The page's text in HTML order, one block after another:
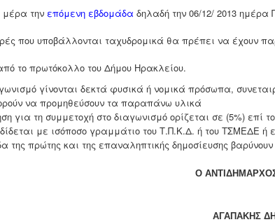
μέρα την επόμενη εβδομάδα δηλαδή την 06/12/ 2013 ημέρα
που υποβάλλονται ταχυδρομικά θα πρέπει να έχουν
το πρωτόκολλο του Δήμου Ηρακλείου.
γίνονται δεκτά φυσικά ή νομικά πρόσωπα,
να προμηθεύσουν τα παραπάνω υλικά
για τη συμμετοχή στο διαγωνισμό ορίζεται σε (5%) επί
με ισόποσο γραμμάτιο του Τ.Π.Κ.Δ. ή του ΤΣΜΕΔΕ ή
της πρώτης και της επαναληπτικής δημοσίευσης
Ο
ΑΓΑΠΑΚΗΣ